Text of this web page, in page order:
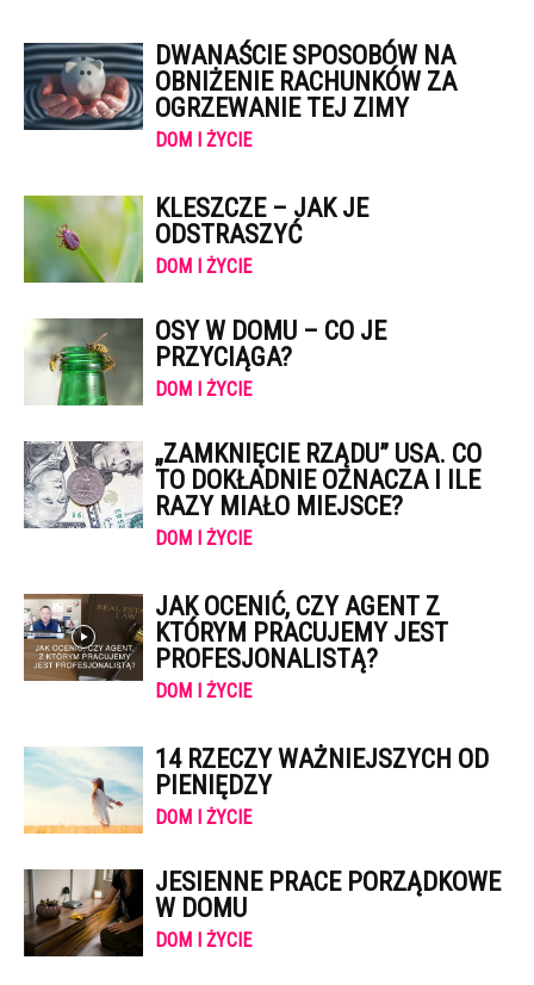
DWANAŚCIE SPOSOBÓW NA
OBNIŻENIE RACHUNKÓW ZA
OGRZEWANIE TEJ ZIMY
DOM I ŻYCIE
KLESZCZE – JAK JE
ODSTRASZYĆ
DOM I ŻYCIE
OSY W DOMU – CO JE
PRZYCIĄGA?
DOM I ŻYCIE
„ZAMKNIĘCIE RZĄDU” USA. CO
TO DOKŁADNIE OZNACZA I ILE
RAZY MIAŁO MIEJSCE?
DOM I ŻYCIE
JAK OCENIĆ, CZY AGENT Z
KTÓRYM PRACUJEMY JEST
PROFESJONALISTĄ?
DOM I ŻYCIE
14 RZECZY WAŻNIEJSZYCH OD
PIENIĘDZY
DOM I ŻYCIE
JESIENNE PRACE PORZĄDKOWE
W DOMU
DOM I ŻYCIE